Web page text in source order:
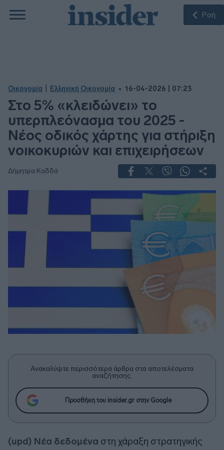
Ροή
Οικονομία Ελληνική Οικονομία 16-04-2026 | 07:23
Στο 5% «κλειδώνει» το
υπερπλεόνασμα του 2025 -
Νέος οδικός χάρτης για στήριξη
νοικοκυριών και επιχειρήσεων
Δήμητρα Καδδά
Ανακαλύψτε περισσότερα άρθρα στα αποτελέσματα
αναζήτησης.
Προσθήκη του insider.gr στην Google
(upd) Νέα δεδομένα στη χάραξη στρατηγικής